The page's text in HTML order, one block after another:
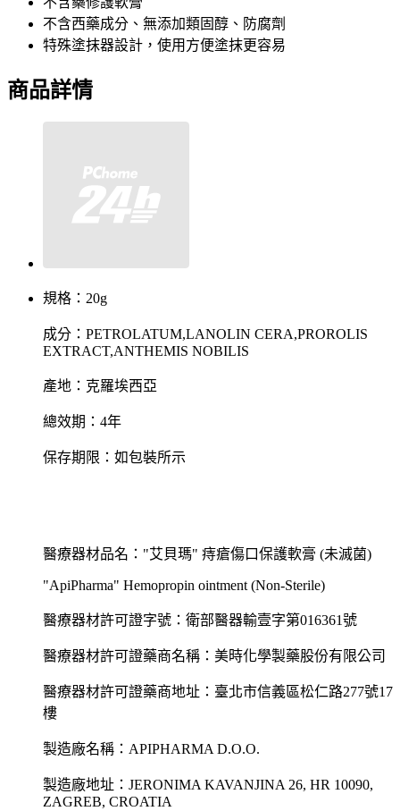
不含西藥成分、無添加類固醇、防腐劑
特殊塗抹器設計，使用方便塗抹更容易
商品詳情
規格：20g
成分：PETROLATUM,LANOLIN CERA,PROROLIS
EXTRACT,ANTHEMIS NOBILIS
產地：克羅埃西亞
總效期：4年
保存期限：如包裝所示
醫療器材品名："艾貝瑪" 痔瘡傷口保護軟膏 (未滅菌)
"ApiPharma" Hemopropin ointment (Non-Sterile)
醫療器材許可證字號：衛部醫器輸壹字第016361號
醫療器材許可證藥商名稱：美時化學製藥股份有限公司
醫療器材許可證藥商地址：臺北市信義區松仁路277號17
樓
製造廠名稱：APIPHARMA D.O.O.
製造廠地址：JERONIMA KAVANJINA 26, HR 10090,
ZAGREB, CROATIA